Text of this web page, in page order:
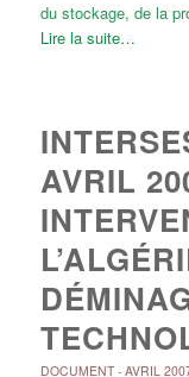
du stockage, de la
Lire la suite…
AVRIL
DOCUMENT- AVRIL